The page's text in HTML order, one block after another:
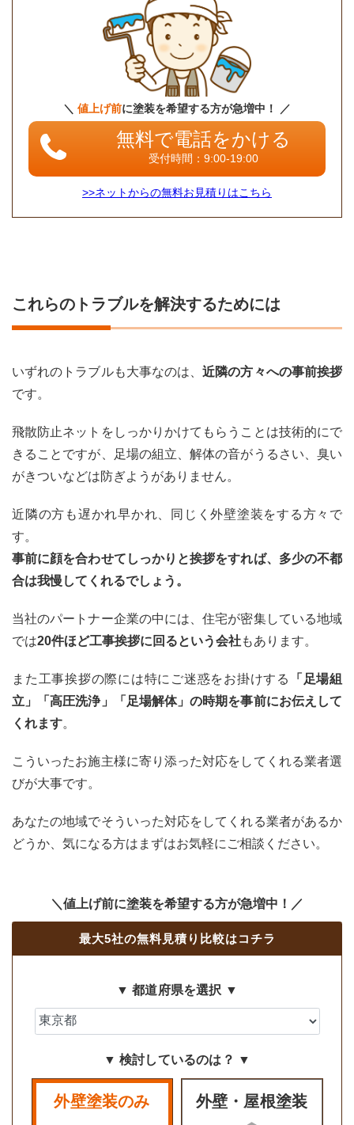
＼ 値上げ前に塗装を希望する方が急増中！ ／
無料で電話をかける
受付時間：9:00-19:00
>>ネットからの無料お見積りはこちら
これらのトラブルを解決するためには
いずれのトラブルも大事なのは、近隣の方々への事前挨拶
です。
飛散防止ネットをしっかりかけてもらうことは技術的にで
きることですが、足場の組立、解体の音がうるさい、臭い
がきついなどは防ぎようがありません。
近隣の方も遅かれ早かれ、同じく外壁塗装をする方々で
す。
事前に顔を合わせてしっかりと挨拶をすれば、多少の不都
合は我慢してくれるでしょう。
当社のパートナー企業の中には、住宅が密集している地域
では20件ほど工事挨拶に回るという会社もあります。
また工事挨拶の際には特にご迷惑をお掛けする
「足場組
立」「高圧洗浄」「足場解体」の時期を事前にお伝えして
くれます。
こういったお施主様に寄り添った対応をしてくれる業者選
びが大事です。
あなたの地域でそういった対応をしてくれる業者があるか
どうか、気になる方はまずはお気軽にご相談ください。
＼値上げ前に塗装を希望する方が急増中！／
最大5社の無料見積り比較はコチラ
▼ 都道府県を選択 ▼
▼ 検討しているのは？ ▼
外壁塗装のみ 外壁・屋根塗装